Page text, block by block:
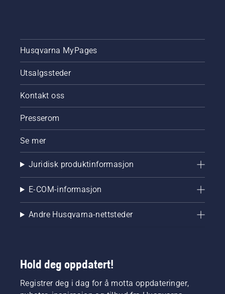
Husqvarna MyPages
Utsalgssteder
Kontakt oss
Presserom
Se mer
Juridisk produktinformasjon
E-COM-informasjon
Andre Husqvarna-nettsteder
Hold deg oppdatert!
Registrer deg i dag for å motta oppdateringer,